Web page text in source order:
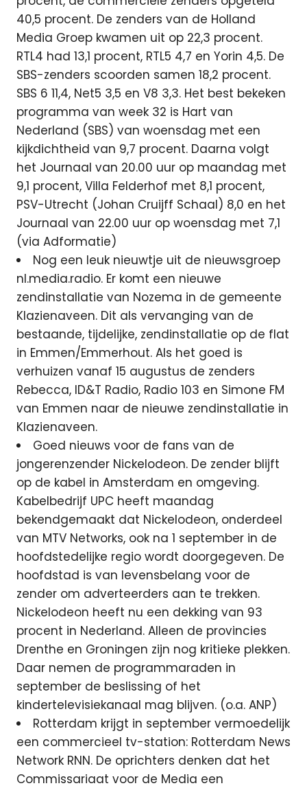
40,5 procent. De zenders van de Holland
Media Groep kwamen uit op 22,3 procent.
RTL4 had 13,1 procent, RTL5 4,7 en Yorin 4,5. De
SBS-zenders scoorden samen 18,2 procent.
SBS 6 11,4, Net5 3,5 en V8 3,3. Het best bekeken
programma van week 32 is Hart van
Nederland (SBS) van woensdag met een
kijkdichtheid van 9,7 procent. Daarna volgt
het Journaal van 20.00 uur op maandag met
9,1 procent, Villa Felderhof met 8,1 procent,
PSV-Utrecht (Johan Cruijff Schaal) 8,0 en het
Journaal van 22.00 uur op woensdag met 7,1
(via Adformatie)
Nog een leuk nieuwtje uit de nieuwsgroep
nl.media.radio. Er komt een nieuwe
zendinstallatie van Nozema in de gemeente
Klazienaveen. Dit als vervanging van de
bestaande, tijdelijke, zendinstallatie op de flat
in Emmen/Emmerhout. Als het goed is
verhuizen vanaf 15 augustus de zenders
Rebecca, ID&T Radio, Radio 103 en Simone FM
van Emmen naar de nieuwe zendinstallatie in
Klazienaveen.
Goed nieuws voor de fans van de
jongerenzender Nickelodeon. De zender blijft
op de kabel in Amsterdam en omgeving.
Kabelbedrijf UPC heeft maandag
bekendgemaakt dat Nickelodeon, onderdeel
van MTV Networks, ook na 1 september in de
hoofdstedelijke regio wordt doorgegeven. De
hoofdstad is van levensbelang voor de
zender om adverteerders aan te trekken.
Nickelodeon heeft nu een dekking van 93
procent in Nederland. Alleen de provincies
Drenthe en Groningen zijn nog kritieke plekken.
Daar nemen de programmaraden in
september de beslissing of het
kindertelevisiekanaal mag blijven. (o.a. ANP)
Rotterdam krijgt in september vermoedelijk
een commercieel tv-station: Rotterdam News
Network RNN. De oprichters denken dat het
Commissariaat voor de Media een